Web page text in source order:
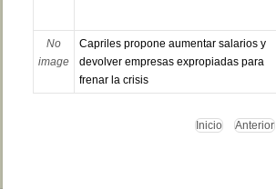
No
image
Capriles propone aumentar salarios y
devolver empresas expropiadas para
frenar la crisis
Inicio Anterior